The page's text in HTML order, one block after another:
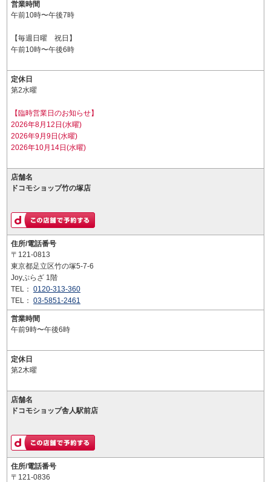
営業時間
午前10時〜午後7時
【毎週日曜 祝日】
午前10時〜午後6時
定休日
第2水曜
【臨時営業日のお知らせ】
2026年8月12日(水曜)
2026年9月9日(水曜)
2026年10月14日(水曜)
店舗名
ドコモショップ竹の塚店
住所/電話番号
〒121-0813
東京都足立区竹の塚5-7-6
Joyぷらざ 1階
TEL： 0120-313-360
TEL： 03-5851-2461
営業時間
午前9時〜午後6時
定休日
第2木曜
店舗名
ドコモショップ舎人駅前店
住所/電話番号
〒121-0836